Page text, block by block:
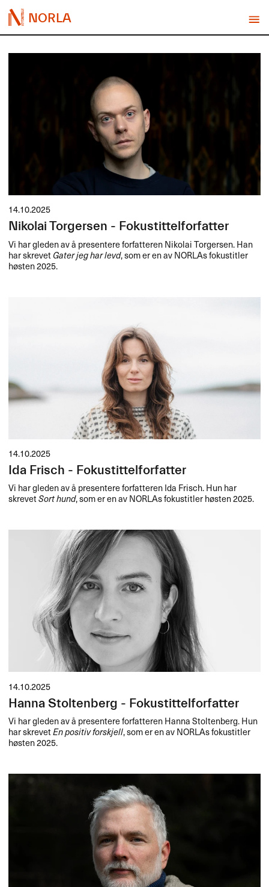
NORLA
14.10.2025
Nikolai Torgersen - Fokustittelforfatter
Vi har gleden av å presentere forfatteren Nikolai Torgersen. Han
har skrevetGater jeg har levd, som er en av NORLAs fokustitler
høsten 2025.
14.10.2025
Ida Frisch - Fokustittelforfatter
Vi har gleden av å presentere forfatteren Ida Frisch. Hun har
skrevetSort hund, som er en av NORLAs fokustitler høsten 2025.
14.10.2025
Hanna Stoltenberg - Fokustittelforfatter
Vi har gleden av å presentere forfatteren Hanna Stoltenberg. Hun
har skrevetEn positiv forskjell, som er en av NORLAs fokustitler
høsten 2025.